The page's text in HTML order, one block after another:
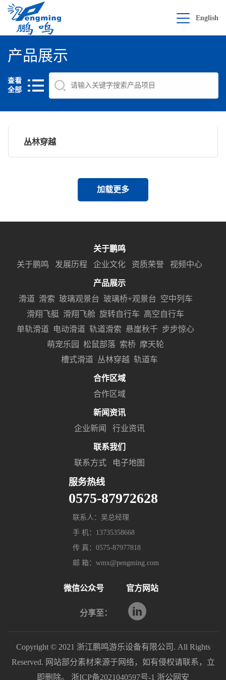
English
产品展示
查看
全部
丛林穿越
加载更多
关于鹏鸣
关于鹏鸣
发展历程 企业文化 资质荣誉 视频中心
产品展示
滑道 滑索 玻璃观景台 玻璃桥+观景台 空中列车
滑翔飞艇 滑翔飞舱 旋转自行车 高空自行车
单轨滑道
电动滑道 轨道滑索 悬崖秋千 步步惊心
萌宠乐园
松鼠部落 索桥 摩天轮
槽式滑道 丛林穿越 轨道车
合作区域
合作区域
新闻资讯
企业新闻
行业资讯
联系我们
联系方式
电子地图
服务热线
0575-87972628
联系人：吴总经理
手 机：13735358668
传 真：0575-87977818
邮 箱：wmx@pengming.com
微信公众号 官方网站
分享至：
Copyright © 2021 浙江鹏鸣游乐设备有限公司. All Rights
Reserved. 网站部分素材来源于网络，如有侵权请联系，立
即删除。 浙ICP备2021040597号-1 浙公网安